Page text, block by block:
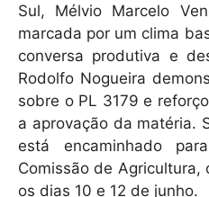
Sul, Mélvio Marcelo
marcada por um clima
conversa produtiva e
Rodolfo Nogueira
sobre o PL 3179 e
a aprovação da matéria.
está encaminhado
Comissão de Agricultura,
os dias 10 e 12 de junho.